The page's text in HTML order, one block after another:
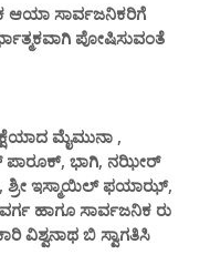
ಆಯಾ ಸಾರ್ವಜನಿಕರಿಗೆ
ತ್ಮಕವಾಗಿ ಪೋಷಿಸುವಂತೆ
ಮೈಮುನಾ ,
ಪಾರೂಕ್, ಭಾಗಿ, ನಝೀರ್
ಶ್ರೀ ಇಸ್ಮಾಯಿಲ್ ಫಯಾಝ್,
ಹಾಗೂ ಸಾರ್ವಜನಿಕ ರು
ವಿಶ್ವನಾಥ ಬಿ ಸ್ವಾಗತಿಸಿ